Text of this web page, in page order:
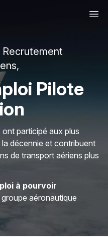
Recrutement
Pilote
participé aux plus
décennie et contribuent
de transport aériens plus
à pourvoir
aéronautique